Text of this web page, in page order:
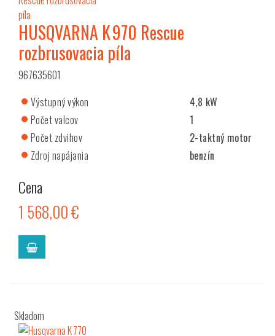
HUSQVARNA K 970 Rescue
rozbrusovacia píla
967635601
Výstupný výkon
4,8 kW
Počet valcov
1
Počet zdvihov
2-taktný motor
Zdroj napájania
benzín
Cena
1 568,00 €
Skladom